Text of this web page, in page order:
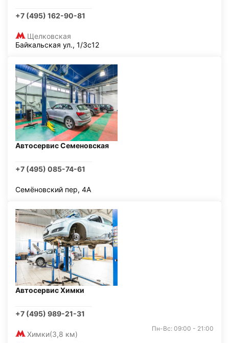
+7 (495) 162-90-81
Щелковская
Байкальская ул., 1/3с12
Автосервис Семеновская
+7 (495) 085-74-61
Семёновский пер, 4А
Автосервис Химки
+7 (495) 989-21-31
Химки(3,8 км)
Пн-Вс: 09:00 - 21:00